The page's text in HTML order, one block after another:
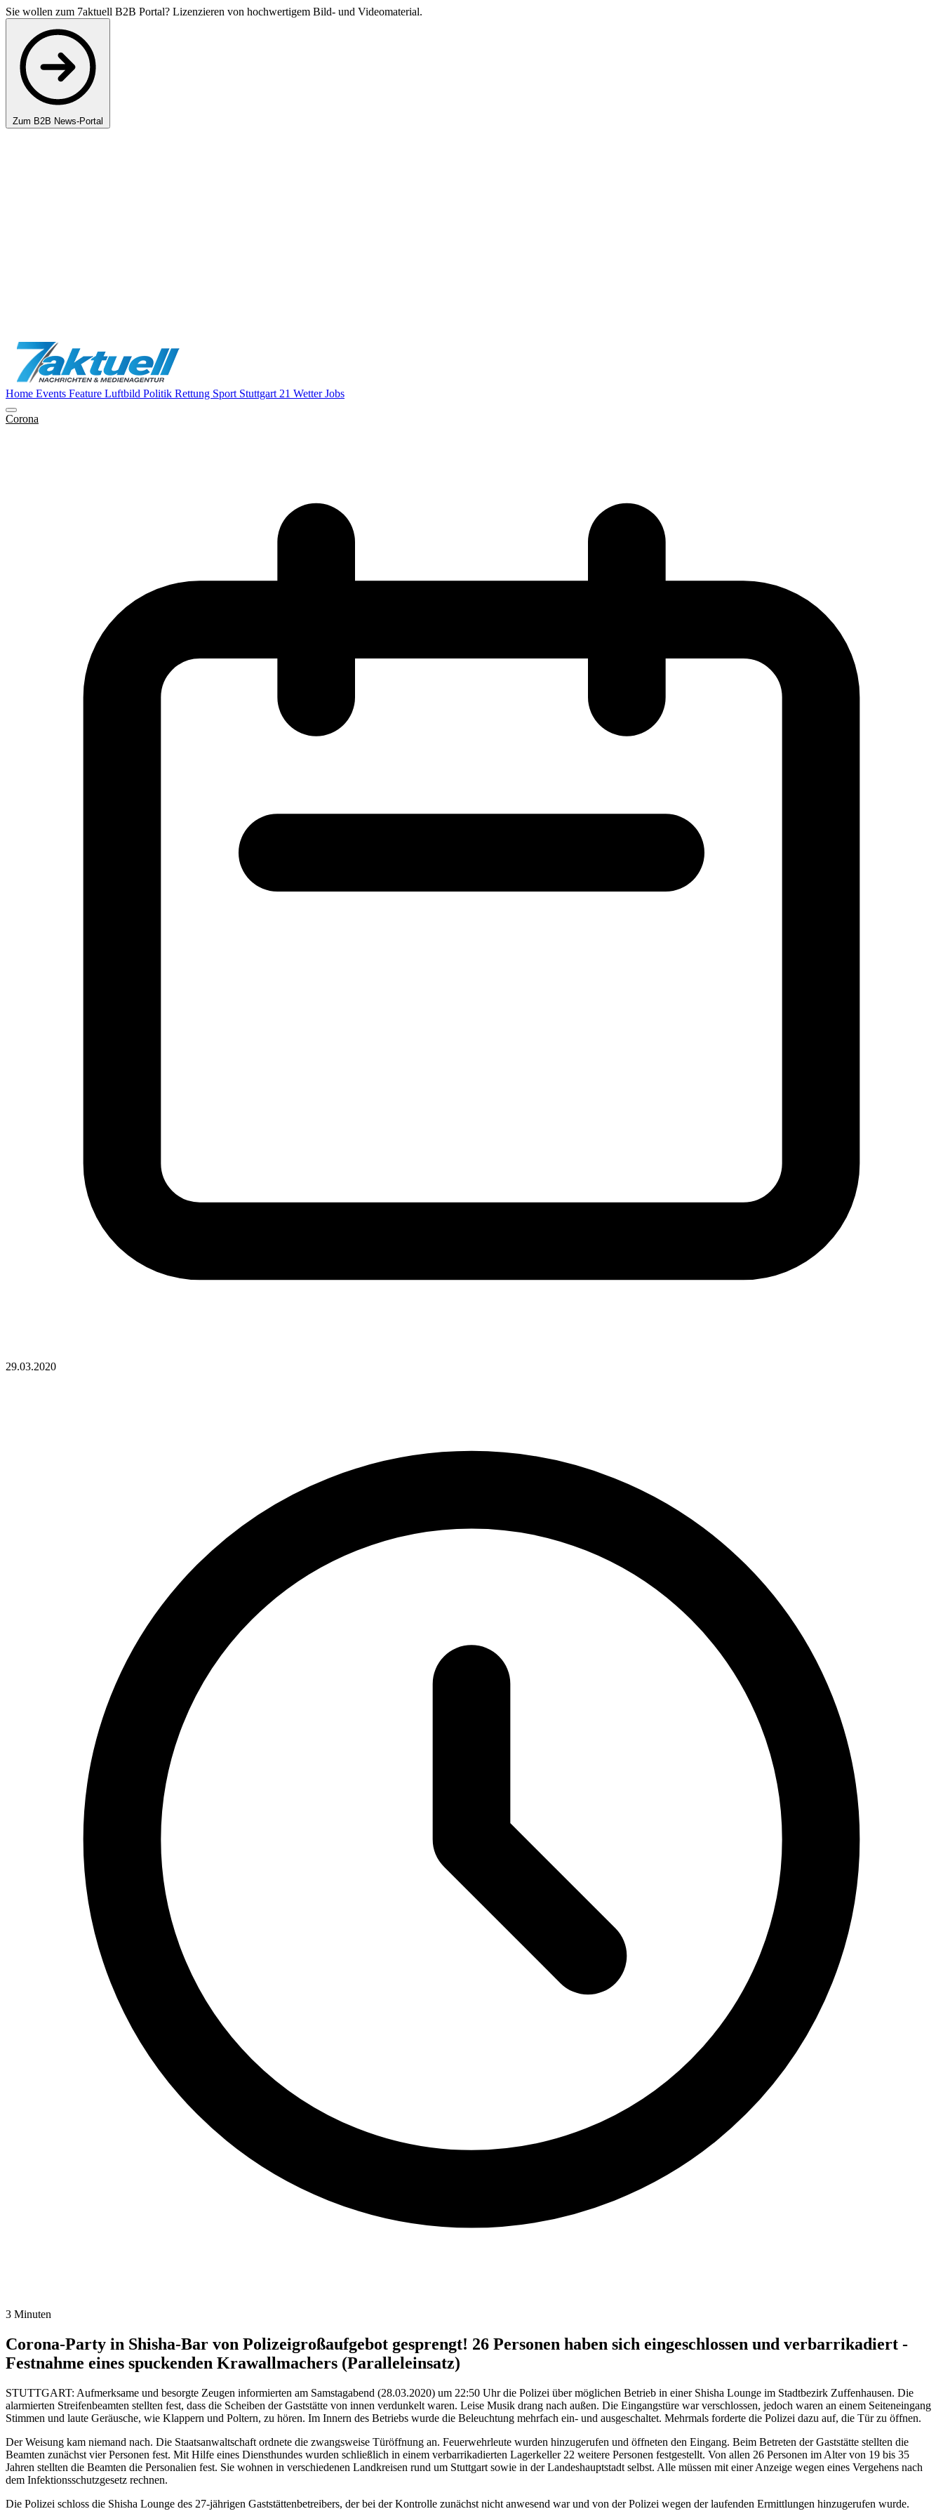
Sie wollen zum 7aktuell B2B Portal? Lizenzieren von hochwertigem Bild- und Videomaterial.
Zum B2B News-Portal
Home Events Feature Luftbild Politik Rettung Sport Stuttgart 21 WetterJobs
Corona
29.03.2020
3 Minuten
Corona-Party in Shisha-Bar von Polizeigroßaufgebot gesprengt! 26 Personen haben sich eingeschlossen und verbarrikadiert -
Festnahme eines spuckenden Krawallmachers (Paralleleinsatz)
STUTTGART: Aufmerksame und besorgte Zeugen informierten am Samstagabend (28.03.2020) um 22:50 Uhr die Polizei über möglichen Betrieb in einer Shisha Lounge im Stadtbezirk Zuffenhausen. Die
alarmierten Streifenbeamten stellten fest, dass die Scheiben der Gaststätte von innen verdunkelt waren. Leise Musik drang nach außen. Die Eingangstüre war verschlossen, jedoch waren an einem Seiteneingang
Stimmen und laute Geräusche, wie Klappern und Poltern, zu hören. Im Innern des Betriebs wurde die Beleuchtung mehrfach ein- und ausgeschaltet. Mehrmals forderte die Polizei dazu auf, die Tür zu öffnen.
Der Weisung kam niemand nach. Die Staatsanwaltschaft ordnete die zwangsweise Türöffnung an. Feuerwehrleute wurden hinzugerufen und öffneten den Eingang. Beim Betreten der Gaststätte stellten die
Beamten zunächst vier Personen fest. Mit Hilfe eines Diensthundes wurden schließlich in einem verbarrikadierten Lagerkeller 22 weitere Personen festgestellt. Von allen 26 Personen im Alter von 19 bis 35
Jahren stellten die Beamten die Personalien fest. Sie wohnen in verschiedenen Landkreisen rund um Stuttgart sowie in der Landeshauptstadt selbst. Alle müssen mit einer Anzeige wegen eines Vergehens nach
dem Infektionsschutzgesetz rechnen.
Die Polizei schloss die Shisha Lounge des 27-jährigen Gaststättenbetreibers, der bei der Kontrolle zunächst nicht anwesend war und von der Polizei wegen der laufenden Ermittlungen hinzugerufen wurde.